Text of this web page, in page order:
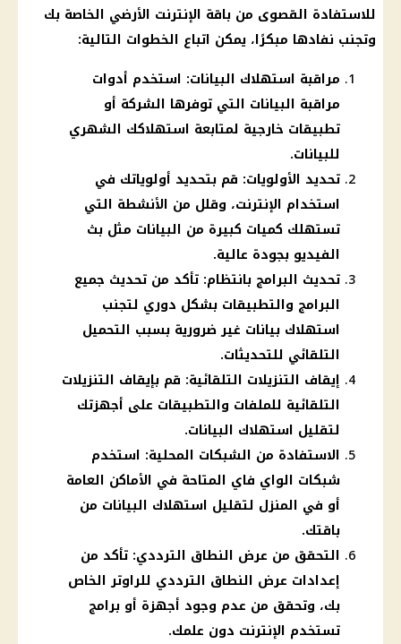
للاستفادة القصوى من باقة الإنترنت الأرضي الخاصة بك
وتجنب نفادها مبكرًا، يمكن اتباع الخطوات التالية:
مراقبة استهلاك البيانات: استخدم أدوات
مراقبة البيانات التي توفرها الشركة أو
تطبيقات خارجية لمتابعة استهلاكك الشهري
للبيانات.
تحديد الأولويات: قم بتحديد أولوياتك في
استخدام الإنترنت، وقلل من الأنشطة التي
تستهلك كميات كبيرة من البيانات مثل بث
الفيديو بجودة عالية.
تحديث البرامج بانتظام: تأكد من تحديث جميع
البرامج والتطبيقات بشكل دوري لتجنب
استهلاك بيانات غير ضرورية بسبب التحميل
التلقائي للتحديثات.
إيقاف التنزيلات التلقائية: قم بإيقاف التنزيلات
التلقائية للملفات والتطبيقات على أجهزتك
لتقليل استهلاك البيانات.
الاستفادة من الشبكات المحلية: استخدم
شبكات الواي فاي المتاحة في الأماكن العامة
أو في المنزل لتقليل استهلاك البيانات من
باقتك.
التحقق من عرض النطاق الترددي: تأكد من
إعدادات عرض النطاق الترددي للراوتر الخاص
بك، وتحقق من عدم وجود أجهزة أو برامج
تستخدم الإنترنت دون علمك.